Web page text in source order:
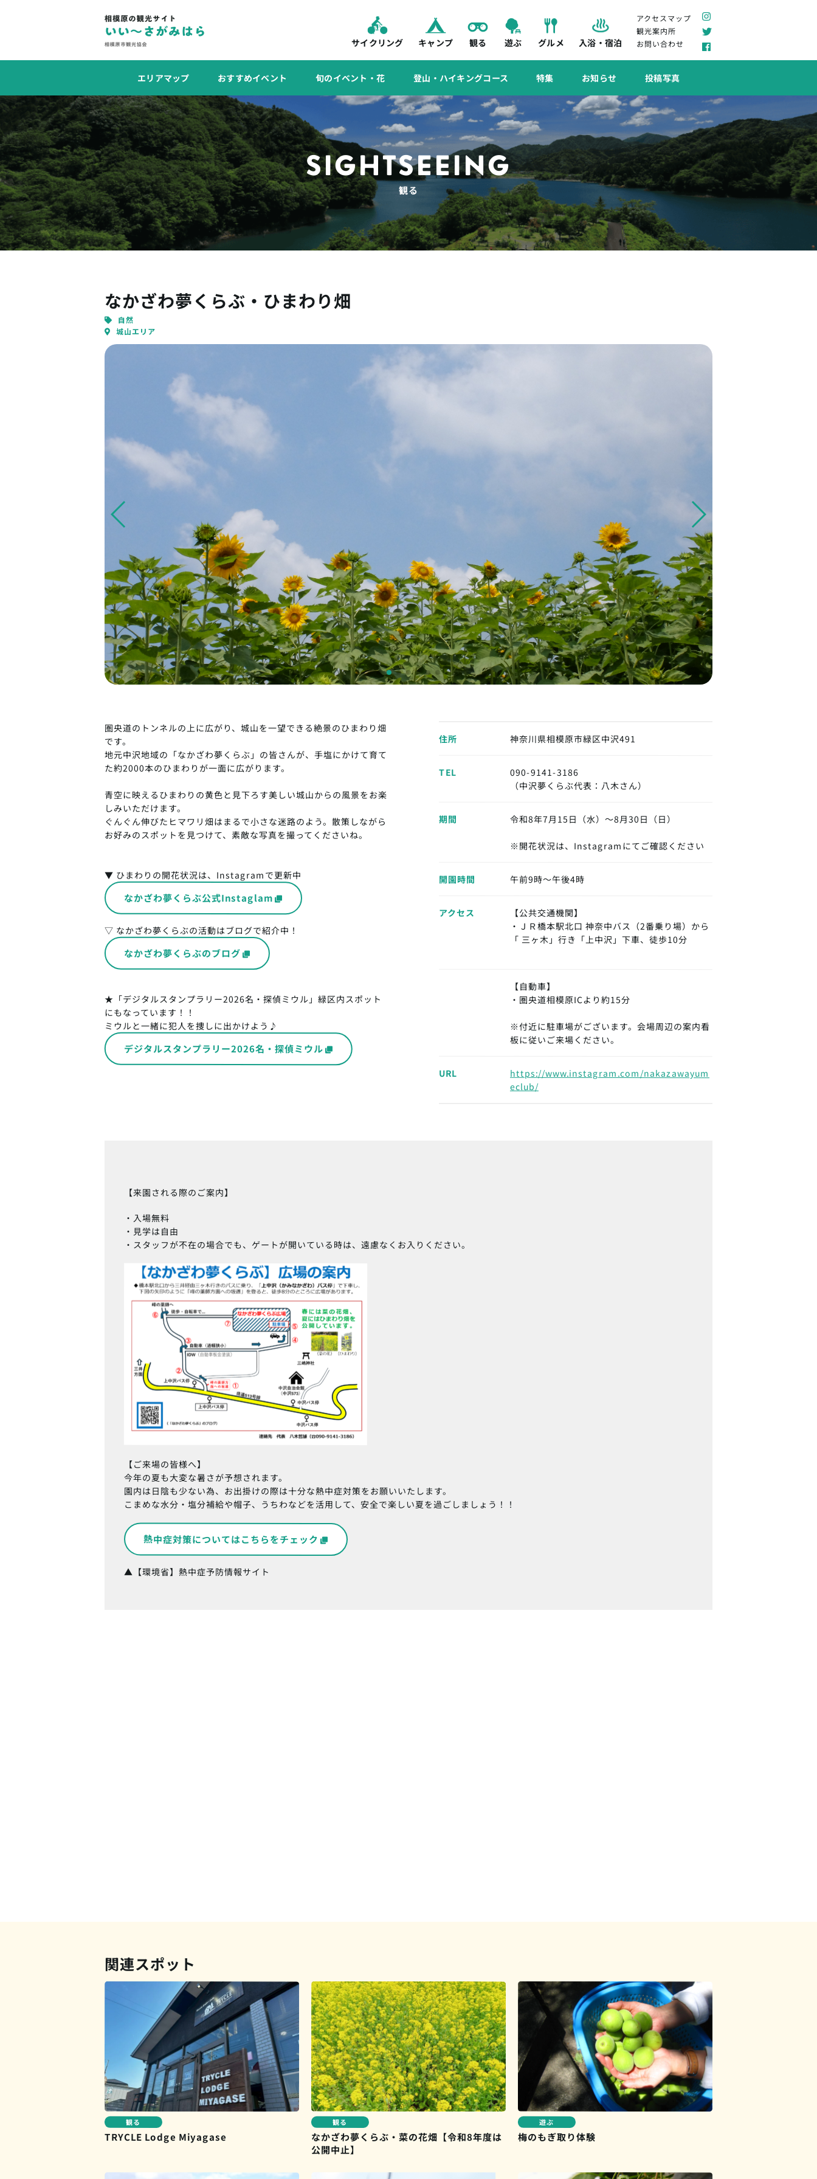
サイクリング キャンプ 観る 遊ぶ グルメ 入浴・宿泊
アクセスマップ
観光案内所
お問い合わせ
エリアマップ おすすめイベント 旬のイベント・花 登山・ハイキングコース 特集 お知らせ 投稿写真
SIGHTSEEING
観る
なかざわ夢くらぶ・ひまわり畑
自然
城山エリア
圏央道のトンネルの上に広がり、城山を一望できる絶景のひまわり畑
です。
地元中沢地域の「なかざわ夢くらぶ」の皆さんが、手塩にかけて育て
た約2000本のひまわりが一面に広がります。
青空に映えるひまわりの黄色と見下ろす美しい城山からの風景をお楽
しみいただけます。
ぐんぐん伸びたヒマワリ畑はまるで小さな迷路のよう。散策しながら
お好みのスポットを見つけて、素敵な写真を撮ってくださいね。
▼ ひまわりの開花状況は、Instagramで更新中
なかざわ夢くらぶ公式Instaglam
▽ なかざわ夢くらぶの活動はブログで紹介中！
なかざわ夢くらぶのブログ
★「デジタルスタンプラリー2026名・探偵ミウル」緑区内スポット
にもなっています！！
ミウルと一緒に犯人を捜しに出かけよう♪
デジタルスタンプラリー2026名・探偵ミウル
住所 神奈川県相模原市緑区中沢491
TEL 090-9141-3186
（中沢夢くらぶ代表：八木さん）
期間 令和8年7月15日（水）～8月30日（日）
※開花状況は、Instagramにてご確認ください
開園時間 午前9時～午後4時
アクセス 【公共交通機関】
・ＪＲ橋本駅北口 神奈中バス（2番乗り場）から
「 三ヶ木」行き「上中沢」下車、徒歩10分
【自動車】
・圏央道相模原ICより約15分
※付近に駐車場がございます。会場周辺の案内看
板に従いご来場ください。
URL https://www.instagram.com/nakazawayum
eclub/
【来園される際のご案内】
・入場無料
・見学は自由
・スタッフが不在の場合でも、ゲートが開いている時は、遠慮なくお入りください。
【ご来場の皆様へ】
今年の夏も大変な暑さが予想されます。
園内は日陰も少ない為、お出掛けの際は十分な熱中症対策をお願いいたします。
こまめな水分・塩分補給や帽子、うちわなどを活用して、安全で楽しい夏を過ごしましょう！！
熱中症対策についてはこちらをチェック
▲【環境省】熱中症予防情報サイト
関連スポット
観る
TRYCLE Lodge Miyagase
観る
なかざわ夢くらぶ・菜の花畑【令和8年度は
公開中止】
遊ぶ
梅のもぎ取り体験